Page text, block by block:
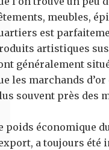
meubles,
est
artistiques
généralement
les marchands
souvent près des
poids économique
a toujours été